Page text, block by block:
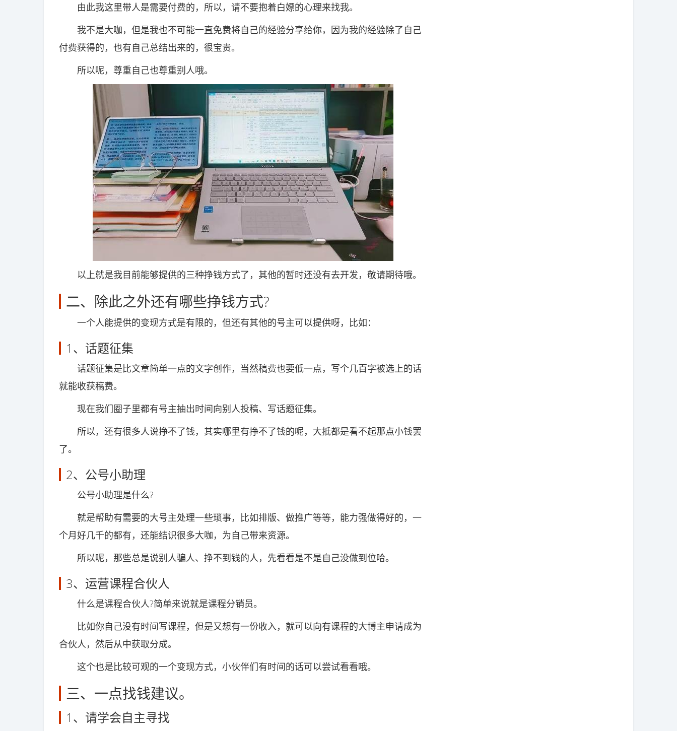
由此我这里带人是需要付费的，所以，请不要抱着白嫖的心理来找我。
我不是大咖，但是我也不可能一直免费将自己的经验分享给你，因为我的经验除了自己
付费获得的，也有自己总结出来的，很宝贵。
所以呢，尊重自己也尊重别人哦。
以上就是我目前能够提供的三种挣钱方式了，其他的暂时还没有去开发，敬请期待哦。
二、除此之外还有哪些挣钱方式?
一个人能提供的变现方式是有限的，但还有其他的号主可以提供呀，比如：
1、话题征集
话题征集是比文章简单一点的文字创作，当然稿费也要低一点，写个几百字被选上的话
就能收获稿费。
现在我们圈子里都有号主抽出时间向别人投稿、写话题征集。
所以，还有很多人说挣不了钱，其实哪里有挣不了钱的呢，大抵都是看不起那点小钱罢
了。
2、公号小助理
公号小助理是什么?
就是帮助有需要的大号主处理一些琐事，比如排版、做推广等等，能力强做得好的，一
个月好几千的都有，还能结识很多大咖，为自己带来资源。
所以呢，那些总是说别人骗人、挣不到钱的人，先看看是不是自己没做到位哈。
3、运营课程合伙人
什么是课程合伙人?简单来说就是课程分销员。
比如你自己没有时间写课程，但是又想有一份收入，就可以向有课程的大博主申请成为
合伙人，然后从中获取分成。
这个也是比较可观的一个变现方式，小伙伴们有时间的话可以尝试看看哦。
三、一点找钱建议。
1、请学会自主寻找